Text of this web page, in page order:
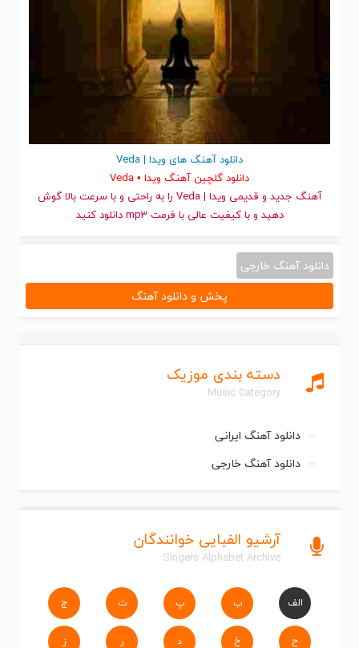
دسته بندی موزیک
Music Category
دانلود آهنگ ایرانی
دانلود آهنگ خارجی
آرشیو الفبایی خوانندگان
Singers Alphabet Archive
الف ب پ ت ج
ح خ د ر ز
دانلود آهنگ های ویدا | Veda
دانلود گلچین آهنگ ویدا • Veda
آهنگ جدید
و قدیمی ویدا | Veda را به راحتی و با سرعت بالا گوش
دهید و با کیفیت عالی با فرمت mp3 دانلود کنید
دانلود آهنگ خارجی
پخش و دانلود آهنگ